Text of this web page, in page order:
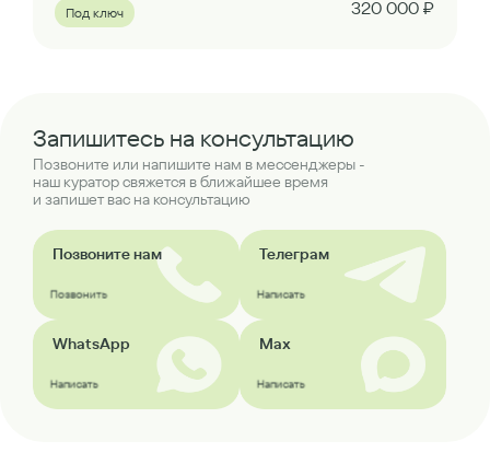
Под ключ 320 000 ₽
Запишитесь на консультацию
Позвоните или напишите нам в мессенджеры -
наш куратор свяжется в ближайшее время
и запишет вас на консультацию
Позвоните нам
Позвонить
Телеграм
Написать
WhatsApp
Написать
Max
Написать